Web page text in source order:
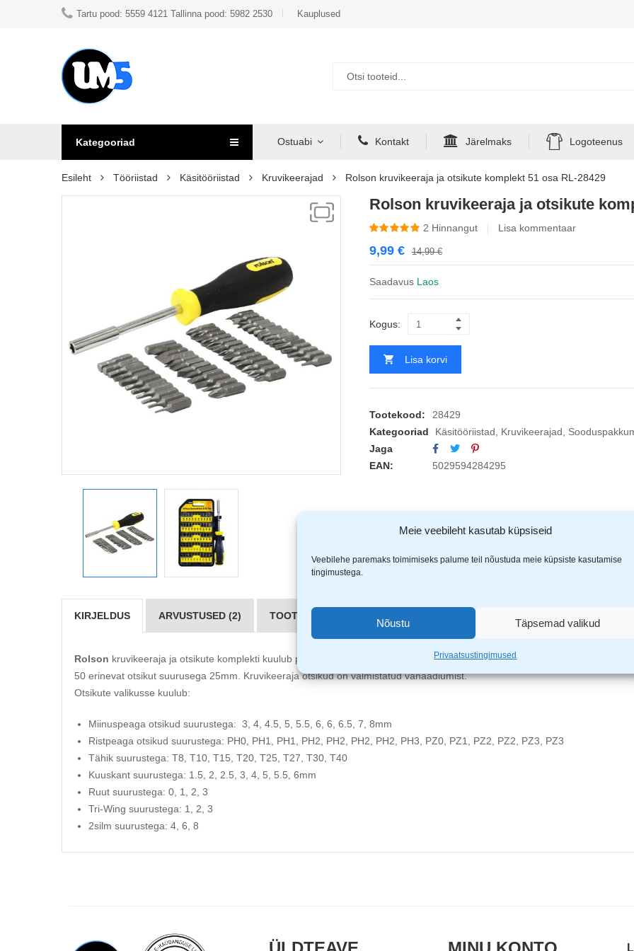
Meie veebileht kasutab küpsiseid
Veebilehe paremaks toimimiseks palume teil nõustuda meie küpsiste kasutamise
tingimustega.
Nõustu Täpsemad valikud
Privaatsustingimused
Tartu pood: 5559 4121 Tallinna pood: 5982 2530 Kauplused
Kategooriad Ostuabi Kontakt Järelmaks Logoteenus
Esileht Tööriistad Käsitööriistad Kruvikeerajad Rolson kruvikeeraja ja otsikute komplekt 51 osa RL-28429
Rolson kruvikeeraja ja otsikute
2 Hinnangut Lisa kommentaar
14,99€
9,99 €
Saadavus Laos
Kogus:
Lisa korvi
Tootekood:
28429
Kategooriad
Käsitööriistad, Kruvikeerajad,
Jaga
EAN:
5029594284295
KIRJELDUS ARVUSTUSED (2) TOOTJAD (1)
Rolson kruvikeeraja ja otsikute komplekti kuulub pehmest kummist käepidemega kruvikeeraja ja
50 erinevat otsikut suurusega 25mm. Kruvikeeraja otsikud on valmistatud vanaadiumist.
Otsikute valikusse kuulub:
Miinuspeaga otsikud suurustega: 3, 4, 4.5, 5, 5.5, 6, 6, 6.5, 7, 8mm
Ristpeaga otsikud suurustega: PH0, PH1, PH1, PH2, PH2, PH2, PH2, PH3, PZ0, PZ1, PZ2, PZ2, PZ3, PZ3
Tähik suurustega: T8, T10, T15, T20, T25, T27, T30, T40
Kuuskant suurustega: 1.5, 2, 2.5, 3, 4, 5, 5.5, 6mm
Ruut suurustega: 0, 1, 2, 3
Tri-Wing suurustega: 1, 2, 3
2silm suurustega: 4, 6, 8